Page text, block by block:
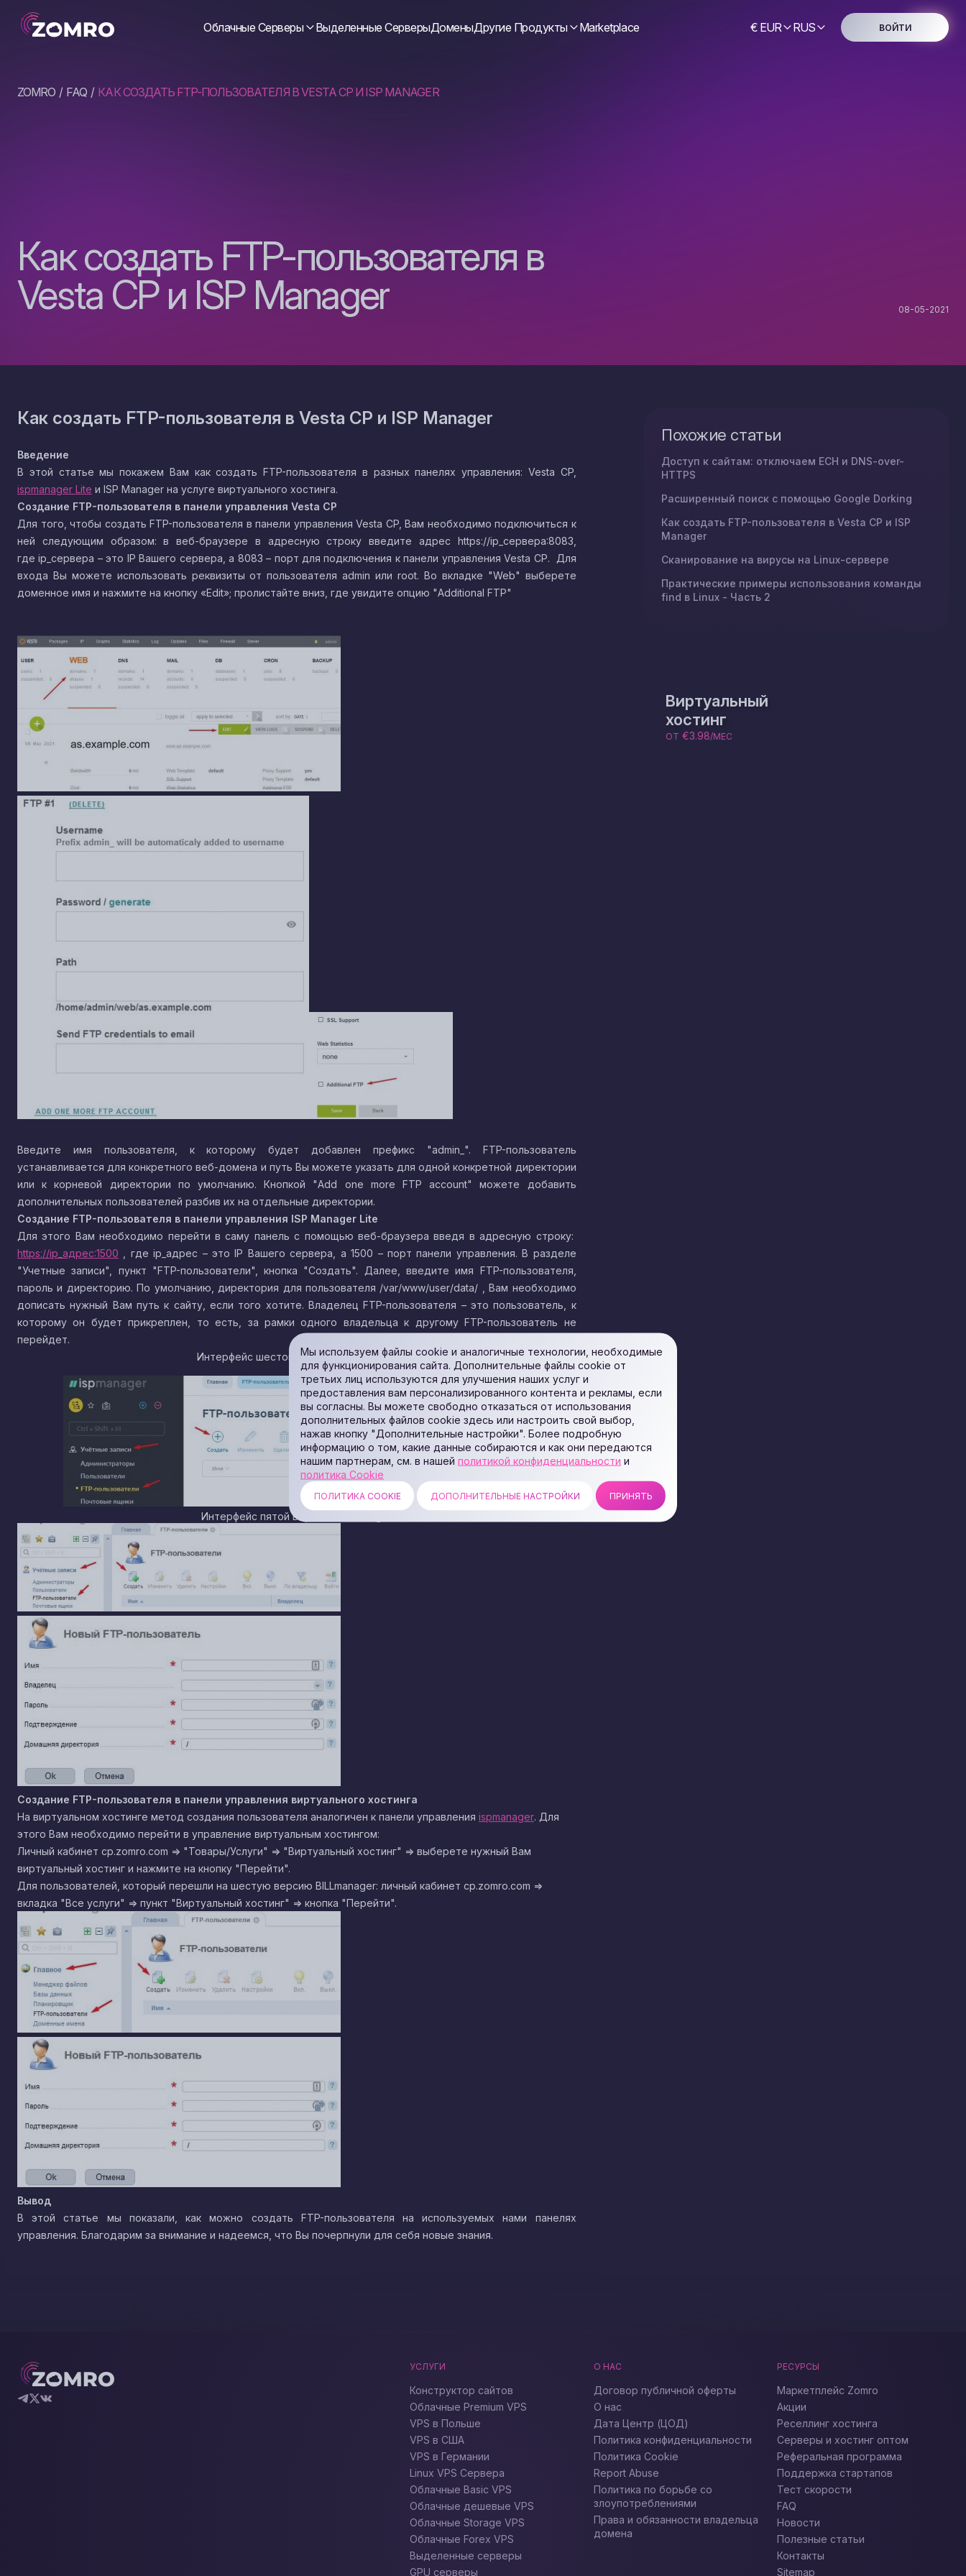
€ EUR RUS ВОЙТИ
Облачные Серверы Выделенные СерверыДоменыДругие Продукты Marketplace
ZOMRO FAQ КАК СОЗДАТЬ FTP-ПОЛЬЗОВАТЕЛЯ В VESTA CP И ISP MANAGER
Как создать FTP-пользователя в
Vesta CP и ISP Manager
08-05-2021
Как создать FTP-пользователя в Vesta CP и ISP Manager
Введение
В этой статье мы покажем Вам как создать FTP-пользователя в разных панелях управления: Vesta CP,
ispmanager Lite и ISP Manager на услуге виртуального хостинга.
Создание FTP-пользователя в панели управления Vesta CP
Для того, чтобы создать FTP-пользователя в панели управления Vesta CP, Вам необходимо подключиться к
ней следующим образом: в веб-браузере в адресную строку введите адрес https://ip_сервера:8083,
где ip_сервера – это IP Вашего сервера, а 8083 – порт для подключения к панели управления Vesta CP. Для
входа Вы можете использовать реквизиты от пользователя admin или root. Во вкладке "Web" выберете
доменное имя и нажмите на кнопку «Edit»; пролистайте вниз, где увидите опцию "Additional FTP"
Введите имя пользователя, к которому будет добавлен префикс "admin_". FTP-пользователь
устанавливается для конкретного веб-домена и путь Вы можете указать для одной конкретной директории
или к корневой директории по умолчанию. Кнопкой "Add one more FTP account" можете добавить
дополнительных пользователей разбив их на отдельные директории.
Создание FTP-пользователя в панели управления ISP Manager Lite
Для этого Вам необходимо перейти в саму панель с помощью веб-браузера введя в адресную строку:
https://ip_адрес:1500 , где ip_адрес – это IP Вашего сервера, а 1500 – порт панели управления. В разделе
"Учетные записи", пункт "FTP-пользователи", кнопка "Создать". Далее, введите имя FTP-пользователя,
пароль и директорию. По умолчанию, директория для пользователя /var/www/user/data/ , Вам необходимо
дописать нужный Вам путь к сайту, если того хотите. Владелец FTP-пользователя – это пользователь, к
которому он будет прикреплен, то есть, за рамки одного владельца к другому FTP-пользователь не
перейдет.
Интерфейс шестой версии ISP Manager
Интерфейс пятой версии ISP Manager
Создание FTP-пользователя в панели управления виртуального хостинга
На виртуальном хостинге метод создания пользователя аналогичен к панели управления ispmanager. Для
этого Вам необходимо перейти в управление виртуальным хостингом:
Личный кабинет cp.zomro.com => "Товары/Услуги" => "Виртуальный хостинг" => выберете нужный Вам
виртуальный хостинг и нажмите на кнопку "Перейти".
Для пользователей, который перешли на шестую версию BILLmanager: личный кабинет cp.zomro.com =>
вкладка "Все услуги" => пункт "Виртуальный хостинг" => кнопка "Перейти".
Вывод
В этой статье мы показали, как можно создать FTP-пользователя на используемых нами панелях
управления. Благодарим за внимание и надеемся, что Вы почерпнули для себя новые знания.
Похожие статьи
Доступ к сайтам: отключаем ECH и DNS-over-
HTTPS
Расширенный поиск с помощью Google Dorking
Как создать FTP-пользователя в Vesta CP и ISP
Manager
Сканирование на вирусы на Linux-сервере
Практические примеры использования команды
find в Linux - Часть 2
Виртуальный
хостинг
ОТ €3.98/МЕС
УСЛУГИ
Конструктор сайтов
Облачные Premium VPS
VPS в Польше
VPS в США
VPS в Германии
Linux VPS Сервера
Облачные Basic VPS
Облачные дешевые VPS
Облачные Storage VPS
Облачные Forex VPS
Выделенные серверы
GPU серверы
О НАС
Договор публичной оферты
О нас
Дата Центр (ЦОД)
Политика конфиденциальности
Политика Cookie
Report Abuse
Политика по борьбе со
злоупотреблениями
Права и обязанности владельца
домена
РЕСУРСЫ
Маркетплейс Zomro
Акции
Реселлинг хостинга
Серверы и хостинг оптом
Реферальная программа
Поддержка стартапов
Тест скорости
FAQ
Новости
Полезные статьи
Контакты
Sitemap
Мы используем файлы cookie и аналогичные технологии, необходимые
для функционирования сайта. Дополнительные файлы cookie от
третьих лиц используются для улучшения наших услуг и
предоставления вам персонализированного контента и рекламы, если
вы согласны. Вы можете свободно отказаться от использования
дополнительных файлов cookie здесь или настроить свой выбор,
нажав кнопку "Дополнительные настройки". Более подробную
информацию о том, какие данные собираются и как они передаются
нашим партнерам, см. в нашей политикой конфиденциальности и
политика Cookie
ПОЛИТИКА COOKIE ДОПОЛНИТЕЛЬНЫЕ НАСТРОЙКИ ПРИНЯТЬ